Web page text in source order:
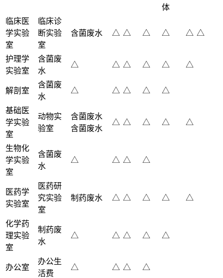
体
临床医
学实验
室
临床诊
断实验
室
含菌废水 △ △ △ △ △ △
护理学
实验室
含菌废
水
△ △ △ △ △ △
解剖室
含菌废
水
△ △ △ △ △
基础医
学实验
室
动物实
验室
含菌废水
含菌废水
△ △ △ △ △
生物化
学实验
室
含菌废
水
△ △ △ △
医药学
实验室
医药研
究实验
室
制药废水 △ △ △ △ △
化学药
理实验
室
制药废
水
△ △ △ △ △
办公室
办公生
活费
△ △ △ △